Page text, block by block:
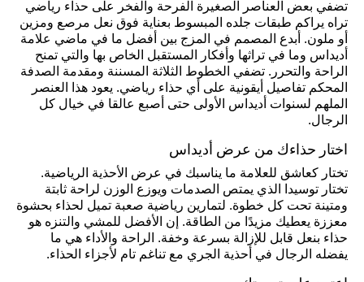
تضفي بعض العناصر الصغيرة الفرحة والفخر على حذاء رياضي
تراه يراكم طبقات جلده المبسوط بعناية فوق نعل مرصع ومزين
أو ملون. أبدع المصمم في المزج بين أفضل ما في ماضي علامة
أديداس وما في تراثها وأفكار المستقبل الخاص بها والتي تمنح
الراحة والتحرر. تضفي الخطوط الثلاثة المسننة ومقدمة الصدفة
المحكم تفاصيل أيقونية على أي حذاء رياضي. يعود هذا العنصر
الملهم لسنوات أديداس الأولى حتى أصبع عالقا في خيال كل
الرجال.
اختار حذاءك من عرض أديداس
تختار كعاشق للعلامة ما يناسبك في عرض الأحذية الرياضية.
تختار توسيدا الذي يمتص الصدمات ويوزع الوزن لراحة ثابتة
ومتينة تحت كل خطوة. لتمارين رياضية صعبة تميل لحذاء بحشوة
معززة يعطيك مزيدًا من الطاقة. إن الأفضل للمشي والتنزه هو
حذاء بنعل قابل للإزالة بسرعة وخفة. الراحة والأداء هي ما
يفضله الرجال في أحذية الجري مع تناغم تام لأجزاء الحذاء.